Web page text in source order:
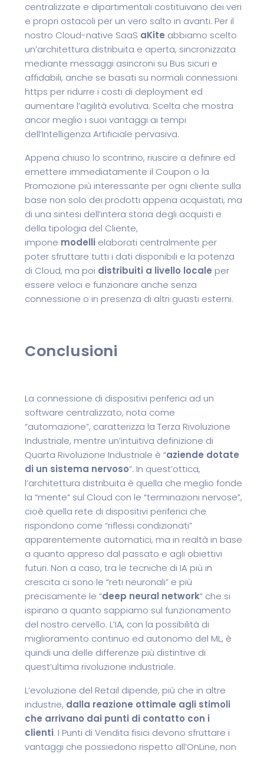
centralizzate e dipartimentali costituivano dei veri
e propri ostacoli per un vero salto in avanti. Per il
nostro Cloud-native SaaS aKite abbiamo scelto
un’architettura distribuita e aperta, sincronizzata
mediante messaggi asincroni su Bus sicuri e
affidabili, anche se basati su normali connessioni
https per ridurre i costi di deployment ed
aumentare l’agilità evolutiva. Scelta che mostra
ancor meglio i suoi vantaggi ai tempi
dell’Intelligenza Artificiale pervasiva.
Appena chiuso lo scontrino, riuscire a definire ed
emettere immediatamente il Coupon o la
Promozione più interessante per ogni cliente sulla
base non solo dei prodotti appena acquistati, ma
di una sintesi dell’intera storia degli acquisti e
della tipologia del Cliente,
impone modelli elaborati centralmente per
poter sfruttare tutti i dati disponibili e la potenza
di Cloud, ma poi distribuiti a livello locale per
essere veloci e funzionare anche senza
connessione o in presenza di altri guasti esterni.
Conclusioni
La connessione di dispositivi periferici ad un
software centralizzato, nota come
“automazione”, caratterizza la Terza Rivoluzione
Industriale, mentre un’intuitiva definizione di
Quarta Rivoluzione Industriale è “aziende dotate
di un sistema nervoso”. In quest’ottica,
l’architettura distribuita è quella che meglio fonde
la “mente” sul Cloud con le “terminazioni nervose”,
cioè quella rete di dispositivi periferici che
rispondono come “riflessi condizionati”
apparentemente automatici, ma in realtà in base
a quanto appreso dal passato e agli obiettivi
futuri. Non a caso, tra le tecniche di IA più in
crescita ci sono le “reti neuronali” e più
precisamente le “deep neural network” che si
ispirano a quanto sappiamo sul funzionamento
del nostro cervello. L’IA, con la possibilità di
miglioramento continuo ed autonomo del ML, è
quindi una delle differenze più distintive di
quest’ultima rivoluzione industriale.
L’evoluzione del Retail dipende, più che in altre
industrie, dalla reazione ottimale agli stimoli
che arrivano dai punti di contatto con i
clienti. I Punti di Vendita fisici devono sfruttare i
vantaggi che possiedono rispetto all’OnLine, non